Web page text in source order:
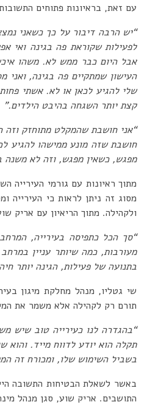
עם זאת, בראיונות פתוחים
“יש הרבה דיבור על כך כשאני
לפעילות שקוראת פה בגינה ואי
אבל היום כבר ממש לא. משהו
העישון שמתקיים פה בגינה,
שלי להגיע לכאן או לא. אשתי
קצת יותר השגחה בהיבט הילדים.”
“אני חושבת שהמקלט מתוחזק וזה
חושבת שזה מונע ממישהו להגיע
מפגש, כשאין מפגש, וזה לא משנה
מתוך ראיונות עם גורמי העירייה
מסוג זה ניתן לראות כי העירייה
ולקהילה. מתוך הריאיון עם אריק
“סך הכל כתפיסה בעירייה,
מעורבות, כמה שיותר עניין
בתנועה של פעילות, הגינה יותר
שי גטליו, מנהל מחלקת מיגון
תורם רק לקהילה אלא משמר את
“בהגדרה לנו כעירייה טוב שיש
תקלה הוא יודע לדווח מייד. והוא
בשביל השימוש שלו, ומכורח זה
באשר לשאלת הבטיחות התשובה
התושבים. אריק שוע, סגן מנהל